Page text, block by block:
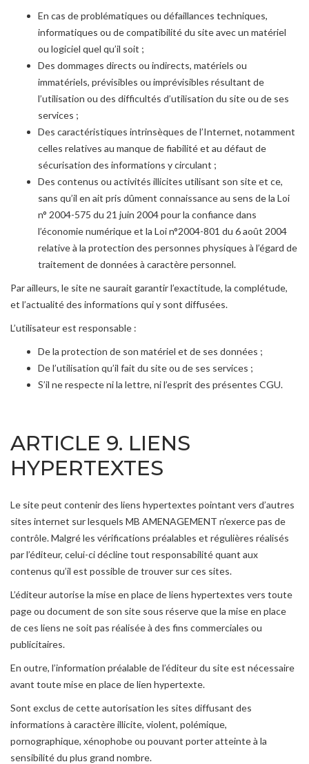
En cas de problématiques ou défaillances techniques,
informatiques ou de compatibilité du site avec un matériel
ou logiciel quel qu’il soit ;
Des dommages directs ou indirects, matériels ou
immatériels, prévisibles ou imprévisibles résultant de
l’utilisation ou des difficultés d’utilisation du site ou de ses
services ;
Des caractéristiques intrinsèques de l’Internet, notamment
celles relatives au manque de fiabilité et au défaut de
sécurisation des informations y circulant ;
Des contenus ou activités illicites utilisant son site et ce,
sans qu’il en ait pris dûment connaissance au sens de la Loi
n° 2004-575 du 21 juin 2004 pour la confiance dans
l’économie numérique et la Loi n°2004-801 du 6 août 2004
relative à la protection des personnes physiques à l’égard de
traitement de données à caractère personnel.
Par ailleurs, le site ne saurait garantir l’exactitude, la complétude,
et l’actualité des informations qui y sont diffusées.
L’utilisateur est responsable :
De la protection de son matériel et de ses données ;
De l’utilisation qu’il fait du site ou de ses services ;
S’il ne respecte ni la lettre, ni l’esprit des présentes CGU.
ARTICLE 9. LIENS
HYPERTEXTES
Le site peut contenir des liens hypertextes pointant vers d’autres
sites internet sur lesquels MB AMENAGEMENT n’exerce pas de
contrôle. Malgré les vérifications préalables et régulières réalisés
par l’éditeur, celui-ci décline tout responsabilité quant aux
contenus qu’il est possible de trouver sur ces sites.
L’éditeur autorise la mise en place de liens hypertextes vers toute
page ou document de son site sous réserve que la mise en place
de ces liens ne soit pas réalisée à des fins commerciales ou
publicitaires.
En outre, l’information préalable de l’éditeur du site est nécessaire
avant toute mise en place de lien hypertexte.
Sont exclus de cette autorisation les sites diffusant des
informations à caractère illicite, violent, polémique,
pornographique, xénophobe ou pouvant porter atteinte à la
sensibilité du plus grand nombre.